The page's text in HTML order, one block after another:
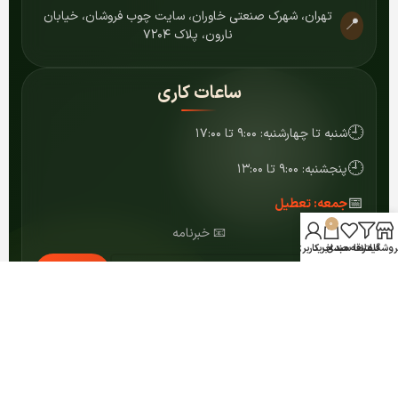
📍
تهران، شهرک صنعتی خاوران، سایت چوب فروشان، خیابان
نارون، پلاک ۷۲۰۴
ساعات کاری
🕘شنبه تا چهارشنبه: ۹:۰۰ تا ۱۷:۰۰
🕘پنجشنبه: ۹:۰۰ تا ۱۳:۰۰
📅جمعه: تعطیل
📧 خبرنامه
فیلترها
علاقه مندی
0
سبد خرید
حساب کاربری من